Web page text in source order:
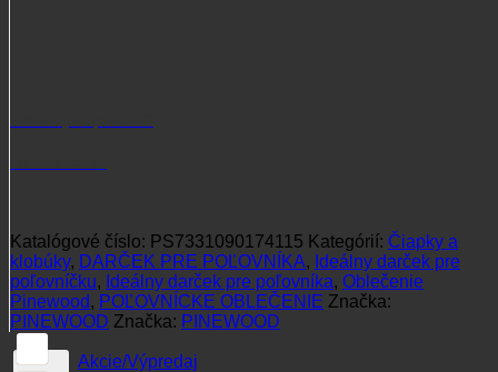
Katalógové číslo: PS7331090174115 Kategórií: Čiapky a
klobúky, DARČEK PRE POĽOVNÍKA, Ideálny darček pre
poľovníčku, Ideálny darček pre poľovníka, Oblečenie
Pinewood, POĽOVNÍCKE OBLEČENIE Značka:
PINEWOOD Značka: PINEWOOD
Akcie/Výpredaj